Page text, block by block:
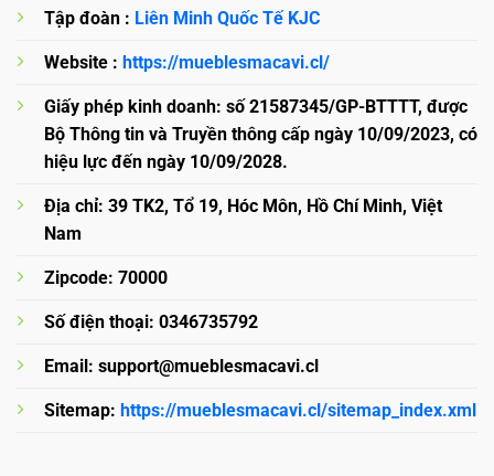
Tập đoàn : Liên Minh Quốc Tế KJC
Website : https://mueblesmacavi.cl/
Giấy phép kinh doanh: số 21587345/GP-BTTTT, được
Bộ Thông tin và Truyền thông cấp ngày 10/09/2023, có
hiệu lực đến ngày 10/09/2028.
Địa chỉ: 39 TK2, Tổ 19, Hóc Môn, Hồ Chí Minh, Việt
Nam
Zipcode: 70000
Số điện thoại: 0346735792
Email: support@mueblesmacavi.cl
Sitemap: https://mueblesmacavi.cl/sitemap_index.xml